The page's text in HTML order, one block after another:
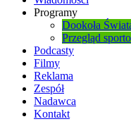
Programy
Dookoła
Przegląd
Podcasty
Filmy
Reklama
Zespół
Nadawca
Kontakt